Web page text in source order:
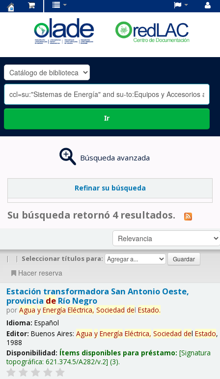
OLADE
-
Ir
Búsqueda avanzada
Refinar su búsqueda
Su búsqueda retornó 4 resultados.
| | Seleccionar títulos para:
Hacer reserva
Estación transformadora San Antonio Oeste,
provincia deRío Negro
por Agua y Energía Eléctrica, Sociedad del Estado.
Idioma: Español
Editor: Buenos Aires: Agua y Energía Eléctrica, Sociedad del Estado,
1988
Disponibilidad: Ítems disponibles para préstamo: Signatura
topográfica: 621.374.5/A282/v.2 (3).